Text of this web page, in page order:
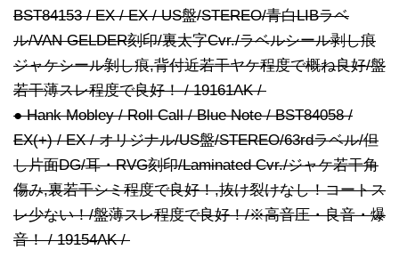
BST84153 / EX / EX / US盤/STEREO/青白LIBラベ
ル/VAN GELDER刻印/裏太字Cvr./ラベルシール剥し痕
ジャケシール剝し痕,背付近若干ヤケ程度で概ね良好/盤
若干薄スレ程度で良好！ / 19161AK /
● Hank Mobley / Roll Call / Blue Note / BST84058 /
EX(+) / EX / オリジナル/US盤/STEREO/63rdラベル/但
し片面DG/耳・RVG刻印/Laminated Cvr./ジャケ若干角
傷み,裏若干シミ程度で良好！,抜け裂けなし！コートス
レ少ない！/盤薄スレ程度で良好！/※高音圧・良音・爆
音！ / 19154AK /